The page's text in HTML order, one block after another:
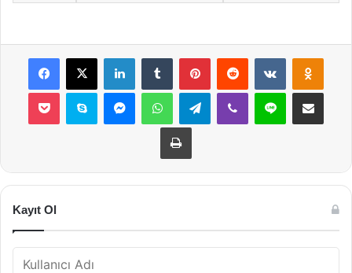
Facebook
X LinkedInTumblr PinterestReddit VKontakte
Pocket Skype MessengerWhatsAppTelegramViber Line E-Posta ile
Yazdır
Kayıt Ol